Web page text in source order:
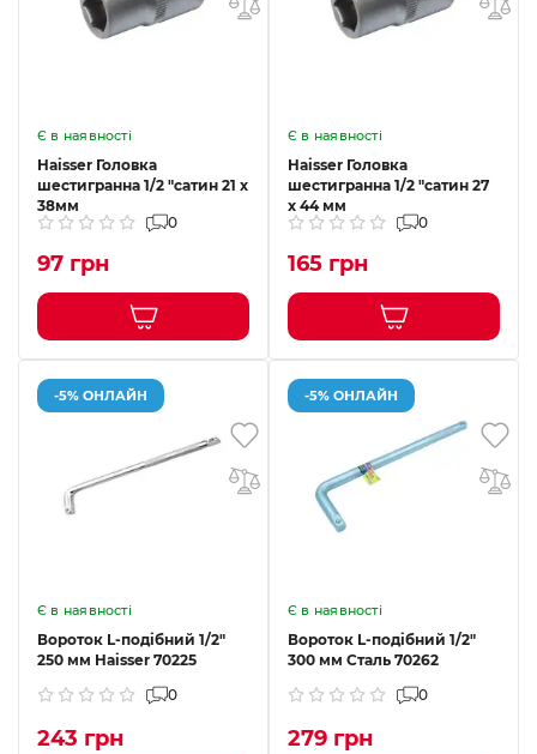
Є в наявності
Haisser Головка
шестигранна 1/2 "сатин 21 х
38мм
0
97 грн
Є в наявності
Haisser Головка
шестигранна 1/2 "сатин 27
x 44 мм
0
165 грн
-5% ОНЛАЙН
Є в наявності
Вороток L-подібний 1/2"
250 мм Haisser 70225
0
243 грн
-5% ОНЛАЙН
Є в наявності
Вороток L-подібний 1/2"
300 мм Сталь 70262
0
279 грн